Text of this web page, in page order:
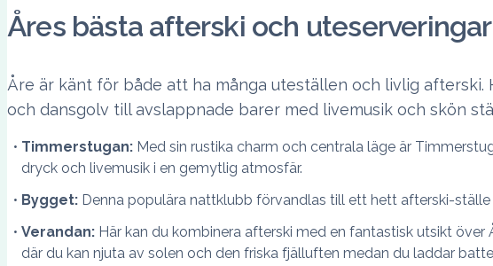
Åres bästa afterski och uteserveringar
Åre är känt för både att ha många uteställen och livlig
och dansgolv till avslappnade barer med livemusik och skön
Timmerstugan: Med sin rustika charm och centrala läge är
dryck och livemusik i en gemytlig atmosfär.
Bygget: Denna populära nattklubb förvandlas till ett hett afterski-
Verandan: Här kan du kombinera afterski med en fantastisk utsikt
där du kan njuta av solen och den friska fjälluften medan du laddar